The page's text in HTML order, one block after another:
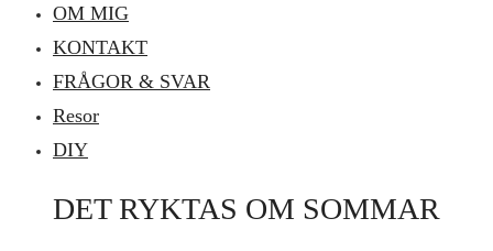
OM MIG
KONTAKT
FRÅGOR & SVAR
Resor
DIY
DET RYKTAS OM SOMMAR